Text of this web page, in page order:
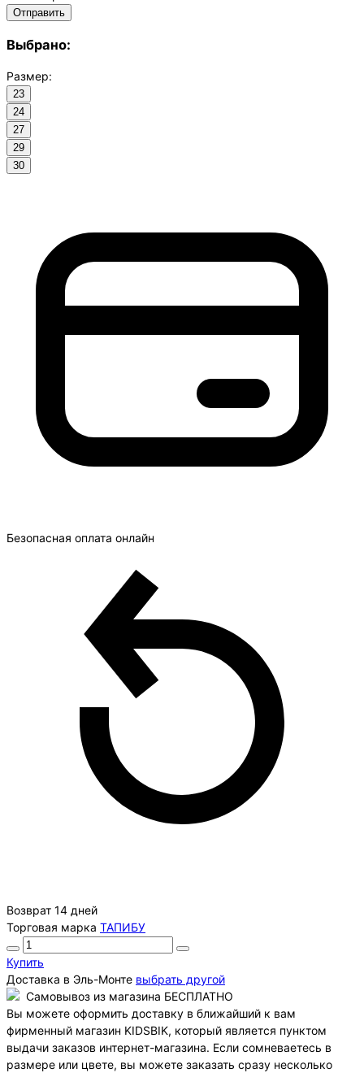
Выбрано:
Размер:
23
24
27
29
30
Безопасная оплата онлайн
Возврат 14 дней
Торговая марка ТАПИБУ
Купить
Доставка в Эль-Монте выбрать другой
Самовывоз из магазина БЕСПЛАТНО
Вы можете оформить доставку в ближайший к вам
фирменный магазин KIDSBIK, который является пунктом
выдачи заказов интернет-магазина. Если сомневаетесь в
размере или цвете, вы можете заказать сразу несколько